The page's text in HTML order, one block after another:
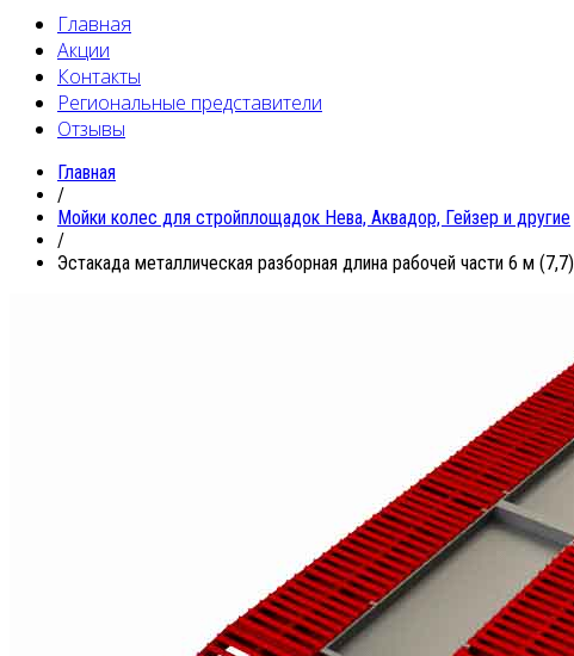
Главная
Акции
Контакты
Региональные представители
Отзывы
Главная
/
Мойки колес для стройплощадок Нева, Аквадор, Гейзер и другие
/
Эстакада металлическая разборная длина рабочей части 6 м (7,7)